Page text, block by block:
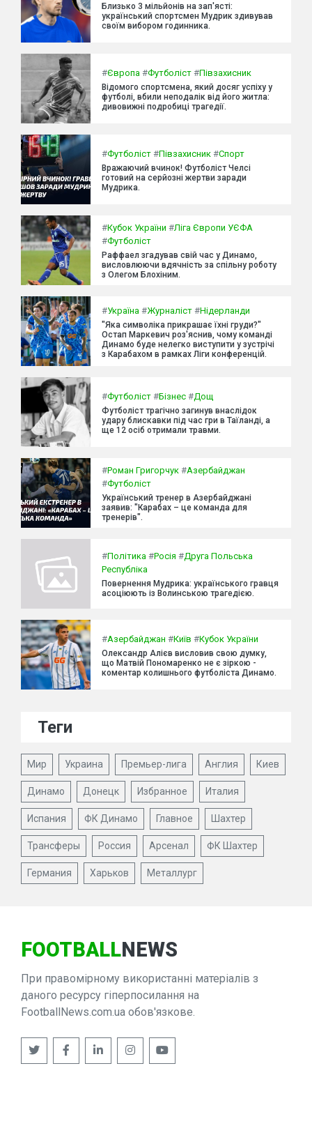
Близько 3 мільйонів на зап'ясті:
український спортсмен Мудрик здивував
своїм вибором годинника.
#Європа #Футболіст #Півзахисник
Відомого спортсмена, який досяг успіху у
футболі, вбили неподалік від його житла:
дивовижні подробиці трагедії.
#Футболіст #Півзахисник #Спорт
Вражаючий вчинок! Футболіст Челсі
готовий на серйозні жертви заради
Мудрика.
#Кубок України #Ліга Європи УЄФА
#Футболіст
Раффаел згадував свій час у Динамо,
висловлюючи вдячність за спільну роботу
з Олегом Блохіним.
#Україна #Журналіст #Нідерланди
"Яка символіка прикрашає їхні груди?"
Остап Маркевич роз'яснив, чому команді
Динамо буде нелегко виступити у зустрічі
з Карабахом в рамках Ліги конференцій.
#Футболіст #Бізнес #Дощ
Футболіст трагічно загинув внаслідок
удару блискавки під час гри в Таїланді, а
ще 12 осіб отримали травми.
#Роман Григорчук #Азербайджан
#Футболіст
Український тренер в Азербайджані
заявив: "Карабах – це команда для
тренерів".
#Політика #Росія #Друга Польська
Республіка
Повернення Мудрика: українського гравця
асоціюють із Волинською трагедією.
#Азербайджан #Київ #Кубок України
Олександр Алієв висловив свою думку,
що Матвій Пономаренко не є зіркою -
коментар колишнього футболіста Динамо.
Теги
Мир Украина Премьер-лига Англия Киев
Динамо Донецк Избранное Италия
Испания ФК Динамо Главное Шахтер
Трансферы Россия Арсенал ФК Шахтер
Германия Харьков Металлург
FOOTBALLNEWS
При правомірному використанні матеріалів з
даного ресурсу гіперпосилання на
FootballNews.com.ua обов'язкове.